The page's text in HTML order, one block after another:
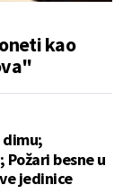
kao
dimu;
besne u
jedinice